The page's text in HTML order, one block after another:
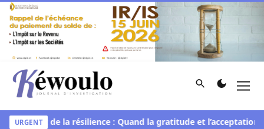
Aller au contenu
Kéwoulo, le premier site d'information et d'investigation
Rechercher
URGENT
L’art de la résilience : Quand la gratitude et l’acceptation